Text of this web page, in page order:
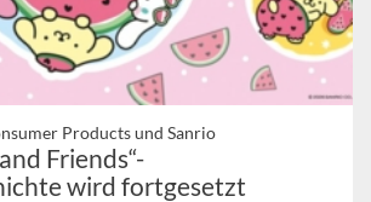
Products und Sanrio
Friends“-
wird fortgesetzt